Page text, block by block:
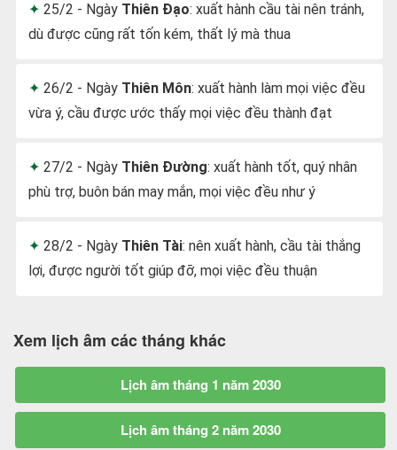
25/2 - Ngày Thiên Đạo: xuất hành cầu tài nên tránh,
dù được cũng rất tốn kém, thất lý mà thua
26/2 - Ngày Thiên Môn: xuất hành làm mọi việc đều
vừa ý, cầu được ước thấy mọi việc đều thành đạt
27/2 - Ngày Thiên Đường: xuất hành tốt, quý nhân
phù trợ, buôn bán may mắn, mọi việc đều như ý
28/2 - Ngày Thiên Tài: nên xuất hành, cầu tài thắng
lợi, được người tốt giúp đỡ, mọi việc đều thuận
Xem lịch âm các tháng khác
Lịch âm tháng 1 năm 2030
Lịch âm tháng 2 năm 2030